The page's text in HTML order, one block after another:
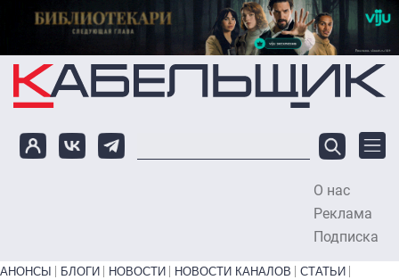
Перейти к основному содержанию
О нас
Реклама
Подписка
Primary links bottom
АНОНСЫ БЛОГИ НОВОСТИ НОВОСТИ КАНАЛОВ
СТАТЬИ